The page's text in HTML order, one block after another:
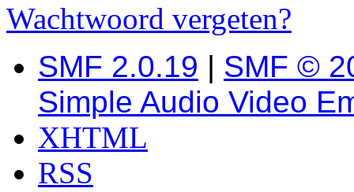
Wachtwoord vergeten?
SMF 2.0.19 | SMF ©
Simple Audio Video
XHTML
RSS